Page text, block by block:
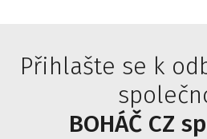
Přihlašte se k
BOHÁČ CZ